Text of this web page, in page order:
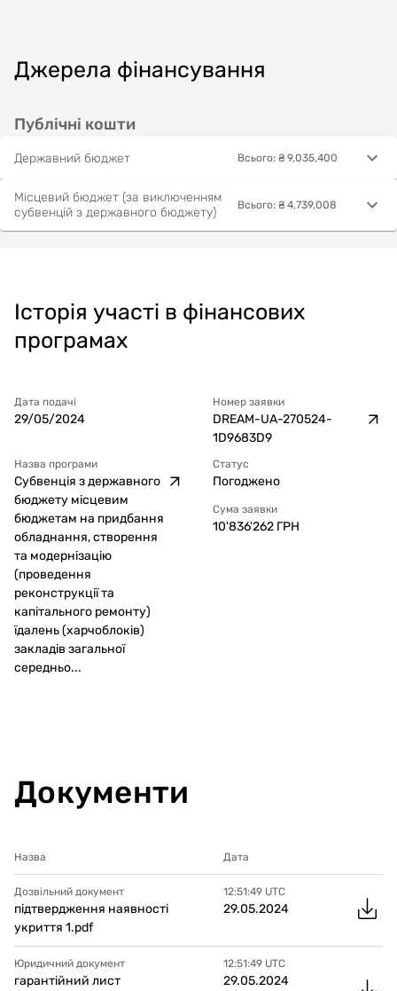
Джерела фінансування
Публічні кошти
Державний бюджет Всього: ₴ 9,035,400
Місцевий бюджет (за виключенням
субвенцій з державного бюджету)
Всього: ₴ 4,739,008
Історія участі в фінансових
програмах
Дата подачі
29/05/2024
Номер заявки
DREAM-UA-270524-
1D9683D9
Назва програми
Субвенція з державного
бюджету місцевим
бюджетам на придбання
обладнання, створення
та модернізацію
(проведення
реконструкції та
капітального ремонту)
їдалень (харчоблоків)
закладів загальної
середньо...
Статус
Погоджено
Сума заявки
10'836'262 ГРН
Документи
Назва Дата
Дозвільний документ
підтвердження наявності
укриття 1.pdf
12:51:49 UTC
29.05.2024
Юридичний документ
гарантійний лист
12:51:49 UTC
29.05.2024